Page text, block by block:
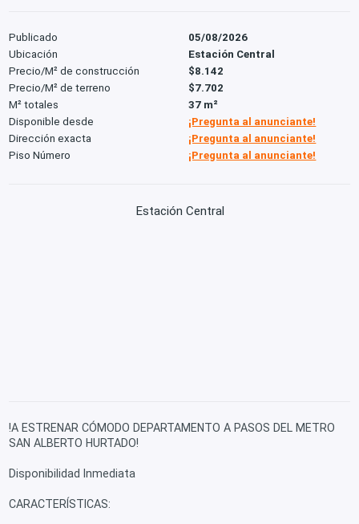
Publicado
05/08/2026
Ubicación
Estación Central
Precio/M² de construcción
$8.142
Precio/M² de terreno
$7.702
M² totales
37 m²
Disponible desde
¡Pregunta al anunciante!
Dirección exacta
¡Pregunta al anunciante!
Piso Número
¡Pregunta al anunciante!
Estación Central
!A ESTRENAR CÓMODO DEPARTAMENTO A PASOS DEL METRO
SAN ALBERTO HURTADO!
Disponibilidad Inmediata
CARACTERÍSTICAS: